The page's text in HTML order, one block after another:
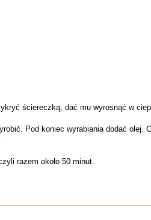
ściereczką, dać mu wyrosnąć w
Pod koniec wyrabiania dodać olej.
razem około 50 minut.